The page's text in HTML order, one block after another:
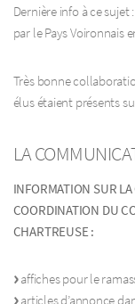
Dernière info à ce
par le Pays Voironnais
Très bonne
élus étaient présents
LA
INFORMATION SUR
COORDINATION DU
CHARTREUSE :
affiches pour le
articles d’annonce